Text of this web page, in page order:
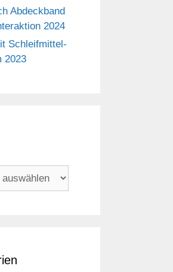
Abdeckband
2024
Schleifmittel-
2023